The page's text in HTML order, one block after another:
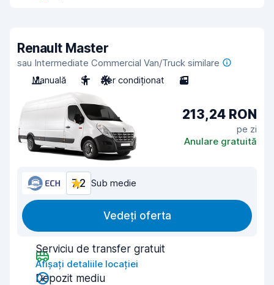
Renault Master
sau Intermediate Commercial Van/Truck similare
Manuală
3 Aer condiționat 3
213,24 RON
pe zi
Anulare gratuită
7,2 Sub medie
Vedeți oferta
Serviciu de transfer gratuit
Afișați detaliile locației
Depozit mediu